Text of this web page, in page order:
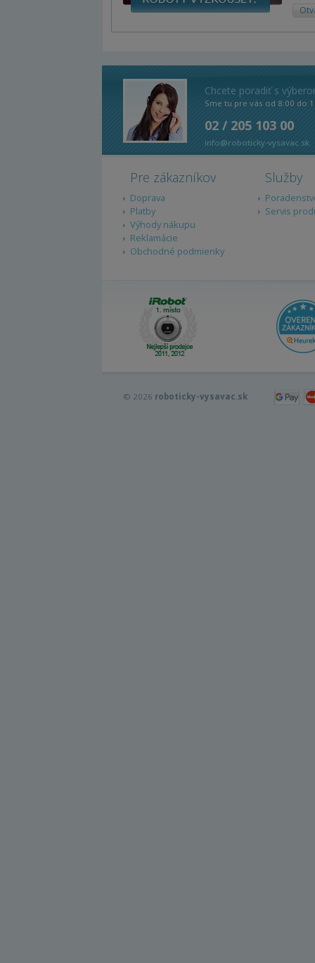
Chcete poradiť s
Sme tu pre vás od 8:00 do
02 / 205 103 00
info@roboticky-vysavac.sk
Pre zákazníkov
Doprava
Platby
Výhody nákupu
Reklamácie
Obchodné podmienky
Služby
Servis
© 2026 roboticky-vysavac.sk